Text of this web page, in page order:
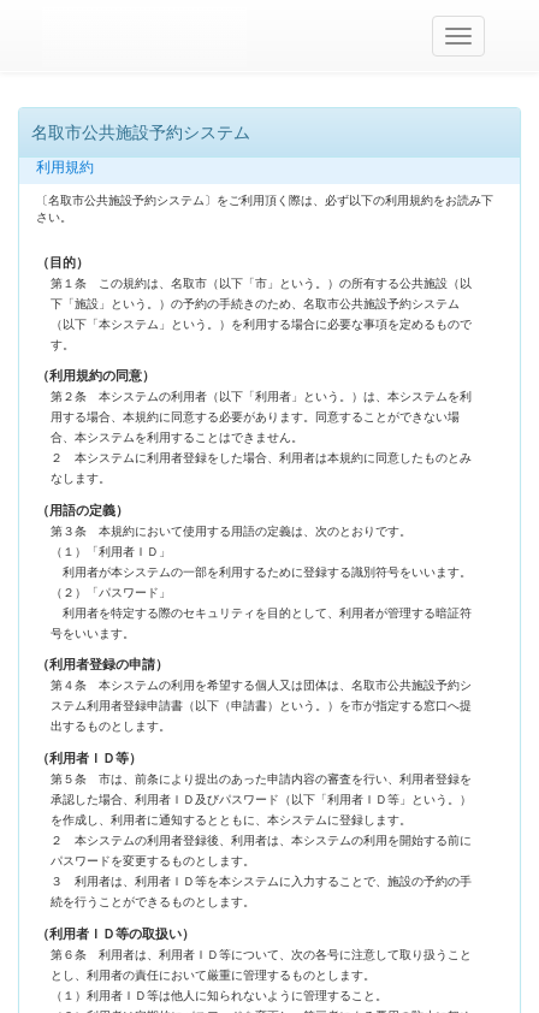
ナ
ビ
ン
ー
ル
名取市公共施設予約システム
利用規約
〔名取市公共施設予約システム〕をご利用頂く際は、必ず以下の利用規約をお読み下
さい。
（目的）
第１条 この規約は、名取市（以下「市」という。）の所有する公共施設（以
下「施設」という。）の予約の手続きのため、名取市公共施設予約システム
（以下「本システム」という。）を利用する場合に必要な事項を定めるもので
す。
（利用規約の同意）
第２条 本システムの利用者（以下「利用者」という。）は、本システムを利
用する場合、本規約に同意する必要があります。同意することができない場
合、本システムを利用することはできません。
２ 本システムに利用者登録をした場合、利用者は本規約に同意したものとみ
なします。
（用語の定義）
第３条 本規約において使用する用語の定義は、次のとおりです。
（１）「利用者ＩＤ」
利用者が本システムの一部を利用するために登録する識別符号をいいます。
（２）「パスワード」
利用者を特定する際のセキュリティを目的として、利用者が管理する暗証符
号をいいます。
（利用者登録の申請）
第４条 本システムの利用を希望する個人又は団体は、名取市公共施設予約シ
ステム利用者登録申請書（以下（申請書）という。）を市が指定する窓口へ提
出するものとします。
（利用者ＩＤ等）
第５条 市は、前条により提出のあった申請内容の審査を行い、利用者登録を
承認した場合、利用者ＩＤ及びパスワード（以下「利用者ＩＤ等」という。）
を作成し、利用者に通知するとともに、本システムに登録します。
２ 本システムの利用者登録後、利用者は、本システムの利用を開始する前に
パスワードを変更するものとします。
３ 利用者は、利用者ＩＤ等を本システムに入力することで、施設の予約の手
続を行うことができるものとします。
（利用者ＩＤ等の取扱い）
第６条 利用者は、利用者ＩＤ等について、次の各号に注意して取り扱うこと
とし、利用者の責任において厳重に管理するものとします。
（１）利用者ＩＤ等は他人に知られないように管理すること。